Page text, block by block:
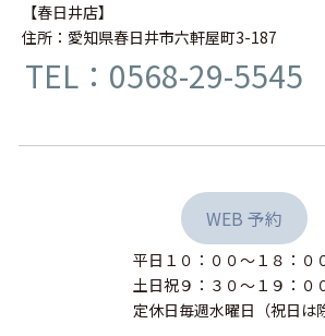
【春日井店】
住所：愛知県春日井市六軒屋町3-187
TEL：0568-29-5545
WEB 予約
平日１０：００〜１８：０
土日祝９：３０〜１９：０
定休日毎週水曜日（祝日は